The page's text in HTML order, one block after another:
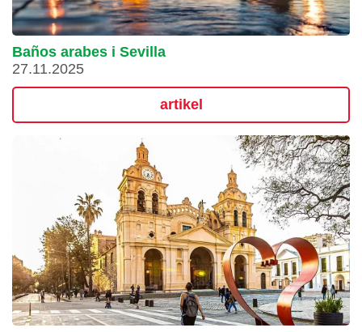
Baños arabes i Sevilla
27.11.2025
artikel